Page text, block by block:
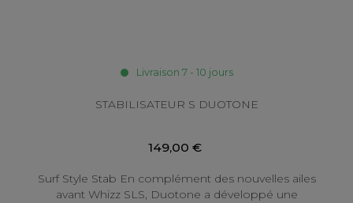
Livraison 7 - 10 jours
STABILISATEUR S DUOTONE
149,00 €
Surf Style Stab En complément des nouvelles ailes
avant Whizz SLS, Duotone a développé une